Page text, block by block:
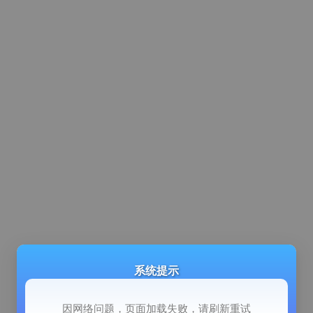
系统提示
因网络问题，页面加载失败，请刷新重试